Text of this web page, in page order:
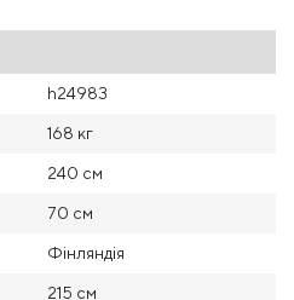
h24983
168 кг
240 см
70 см
Фінляндія
215 см